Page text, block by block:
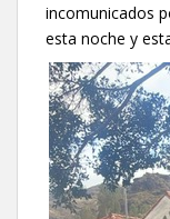
incomunicados
esta noche y